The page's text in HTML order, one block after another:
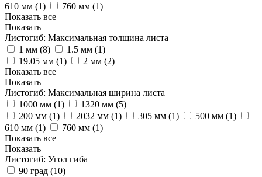
610 мм (1) 760 мм (1)
Показать все
Показать
Листогиб: Максимальная толщина листа
1 мм (8) 1.5 мм (1)
19.05 мм (1) 2 мм (2)
Показать все
Показать
Листогиб: Максимальная ширина листа
1000 мм (1) 1320 мм (5)
200 мм (1) 2032 мм (1) 305 мм (1) 500 мм (1)
610 мм (1) 760 мм (1)
Показать все
Показать
Листогиб: Угол гиба
90 град (10)